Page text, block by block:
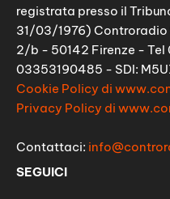
registrata presso il
31/03/1976) Controradio
2/b - 50142 Firenze - Tel
03353190485 - SDI:
Cookie Policy di
Privacy Policy di
Contattaci:
SEGUICI